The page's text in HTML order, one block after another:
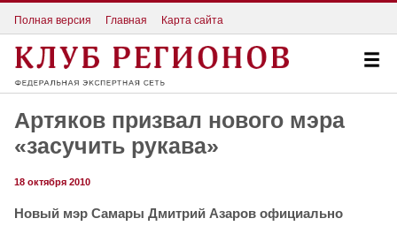
Полная версия Главная Карта сайта
Артяков призвал нового мэра
«засучить рукава»
18 октября 2010
Новый мэр Самары Дмитрий Азаров официально